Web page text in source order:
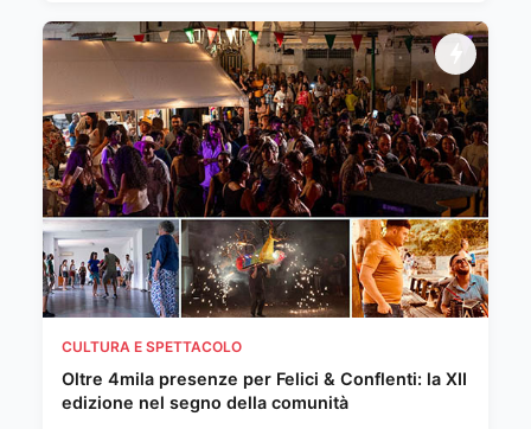
CULTURA E SPETTACOLO
Oltre 4mila presenze per Felici & Conflenti: la XII
edizione nel segno della comunità